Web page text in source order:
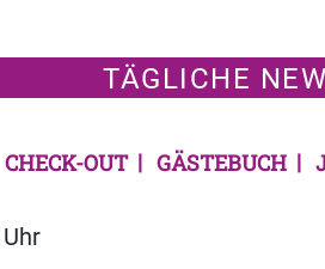
TÄGLICHE
CHECK-OUT GÄSTEBUCH